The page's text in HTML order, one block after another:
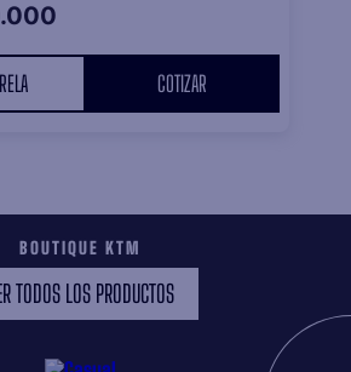
.000
COTIZAR
BOUTIQUE KTM
TODOS LOS PRODUCTOS